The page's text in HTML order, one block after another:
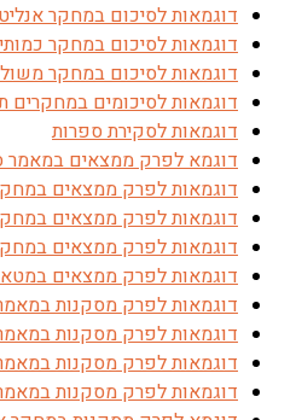
דוגמאות לסיכום במחקר
דוגמאות לסיכום במחקר כמותי
דוגמאות לסיכום במחקר
דוגמאות לסיכומים במחקרים
דוגמאות לסקירת ספרות
דוגמא לפרק ממצאים במאמר
דוגמאות לפרק ממצאים
דוגמאות לפרק ממצאים
דוגמאות לפרק ממצאים
דוגמאות לפרק ממצאים
דוגמאות לפרק מסקנות במאמר
דוגמאות לפרק מסקנות
דוגמאות לפרק מסקנות
דוגמאות לפרק מסקנות